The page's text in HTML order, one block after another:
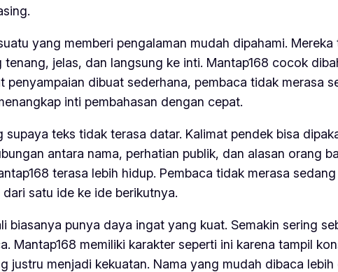
yang memberi pengalaman mudah dipahami.
jelas, dan langsung ke inti. Mantap168 cocok
penyampaian dibuat sederhana, pembaca tidak merasa
inti pembahasan dengan cepat.
teks tidak terasa datar. Kalimat pendek bisa
antara nama, perhatian publik, dan alasan orang
terasa lebih hidup. Pembaca tidak merasa
satu ide ke ide berikutnya.
biasanya punya daya ingat yang kuat. Semakin sering
Mantap168 memiliki karakter seperti ini karena tampil
justru menjadi kekuatan. Nama yang mudah dibaca